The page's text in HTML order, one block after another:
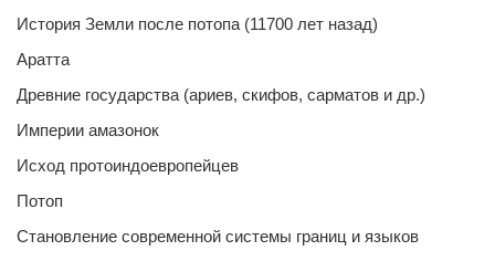
История Земли после потопа (11700 лет назад)
Аратта
Древние государства (ариев, скифов, сарматов и др.)
Империи амазонок
Исход протоиндоевропейцев
Потоп
Становление современной системы границ и языков